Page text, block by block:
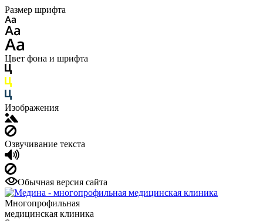
Размер шрифта
Цвет фона и шрифта
Изображения
Озвучивание текста
Обычная версия сайта
Многопрофильная
медицинская клиника